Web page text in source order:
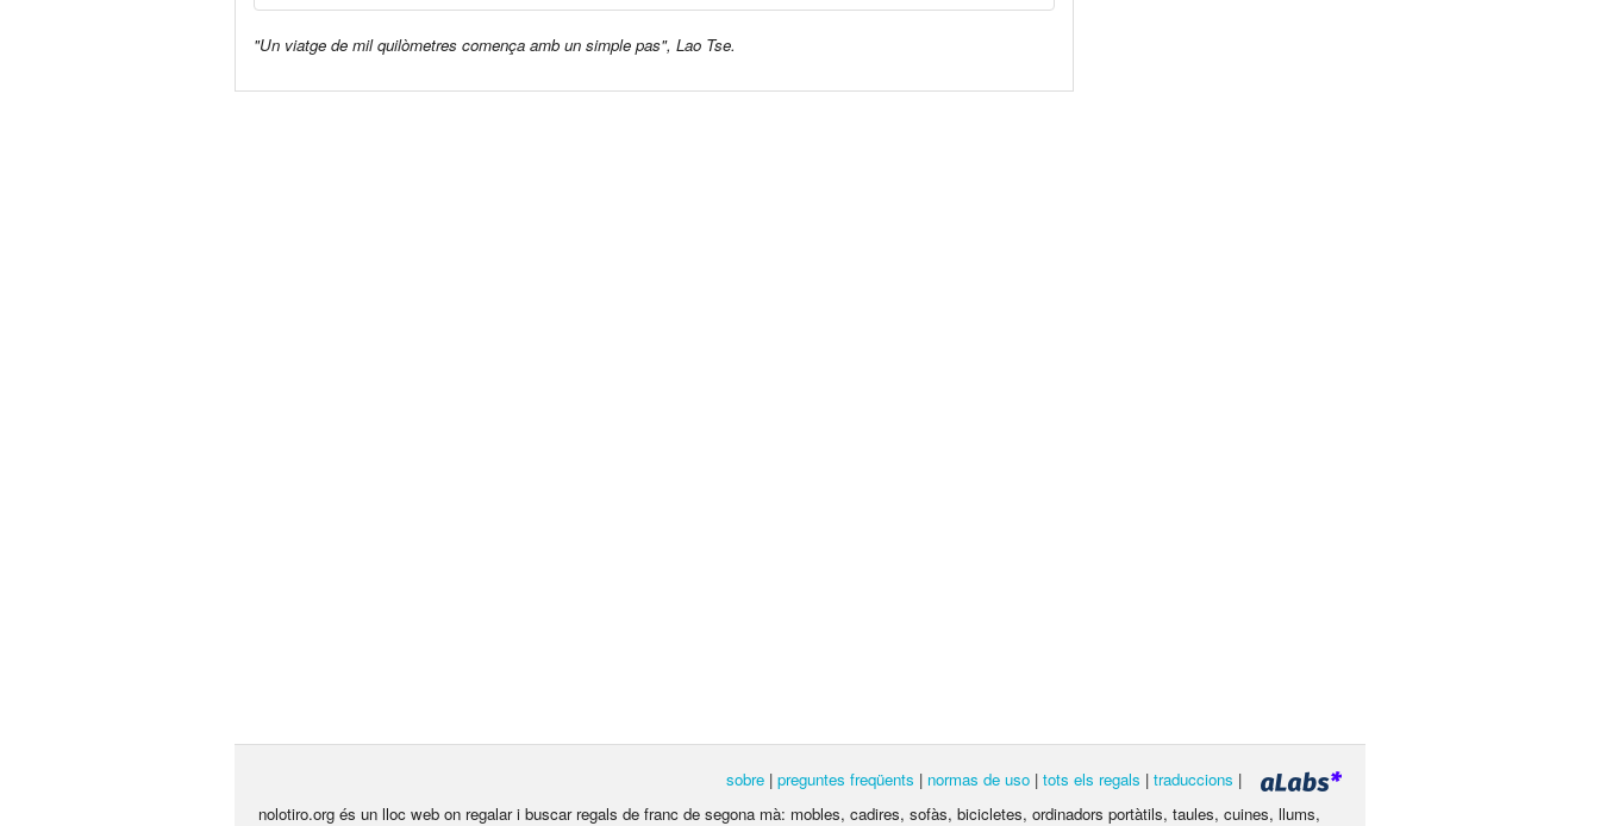
"Un viatge de mil quilòmetres comença amb un simple pas", Lao Tse.
sobre | preguntes freqüents | normas de uso | tots els regals | traduccions |
nolotiro.org és un lloc web on regalar i buscar regals de franc de segona mà: mobles, cadires, sofàs, bicicletes, ordinadors portàtils, taules, cuines, llums,